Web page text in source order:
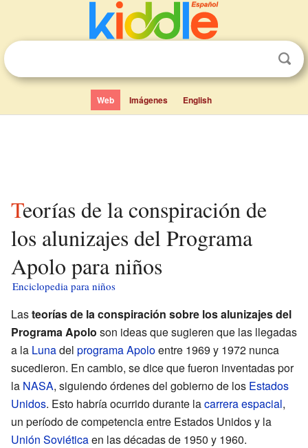
Web Imágenes English
Teorías de la conspiración de
los alunizajes del Programa
Apolo para niños
Enciclopedia para niños
Lasteorías de la conspiración sobre los alunizajes del
Programa Apolo son ideas que sugieren que las llegadas
a la Lunadel programa Apoloentre 1969 y 1972 nunca
sucedieron. En cambio, se dice que fueron inventadas por
la NASA, siguiendo órdenes del gobierno de los Estados
Unidos. Esto habría ocurrido durante lacarrera espacial,
un período de competencia entre Estados Unidos y la
Unión Soviéticaen las décadas de 1950 y 1960.